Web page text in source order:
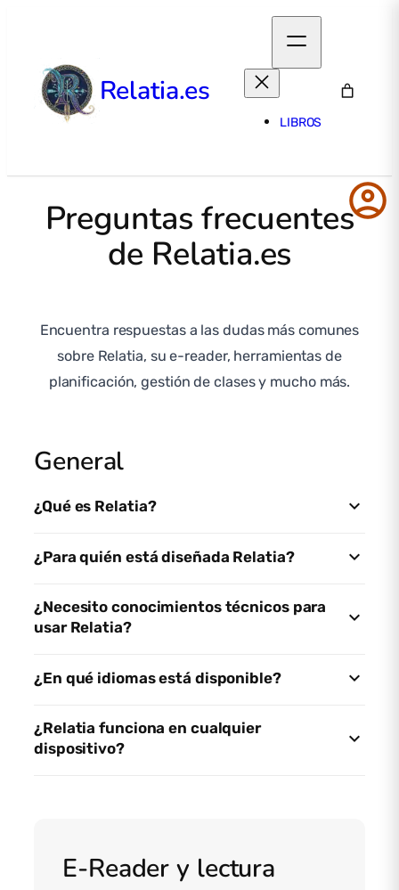
Relatia.es
LIBROS
Preguntas frecuentes
de Relatia.es
Encuentra respuestas a las dudas más comunes
sobre Relatia, su e-reader, herramientas de
planificación, gestión de clases y mucho más.
General
¿Qué es Relatia?
¿Para quién está diseñada Relatia?
¿Necesito conocimientos técnicos para
usar Relatia?
¿En qué idiomas está disponible?
¿Relatia funciona en cualquier
dispositivo?
E-Reader y lectura
account_circle